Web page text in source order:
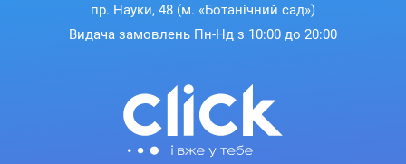
пр. Науки, 48 (м. «Ботанічний сад»)
Видача замовлень Пн-Нд з 10:00 до 20:00